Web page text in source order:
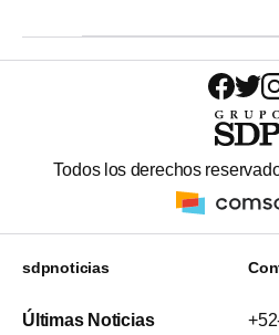
Todos los derechos
sdpnoticias
Últimas Noticias